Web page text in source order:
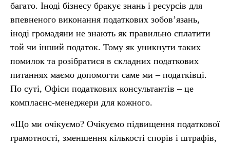
багато. Іноді бізнесу бракує знань і ресурсів для
впевненого виконання податкових зобов’язань,
іноді громадяни не знають як правильно сплатити
той чи інший податок. Тому як уникнути таких
помилок та розібратися в складних податкових
питаннях маємо допомогти саме ми – податківці.
По суті, Офіси податкових консультантів – це
комплаєнс-менеджери для кожного.
«Що ми очікуємо? Очікуємо підвищення податкової
грамотності, зменшення кількості спорів і штрафів,